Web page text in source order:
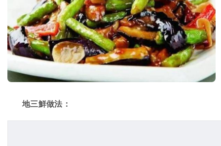
地三鮮做法：